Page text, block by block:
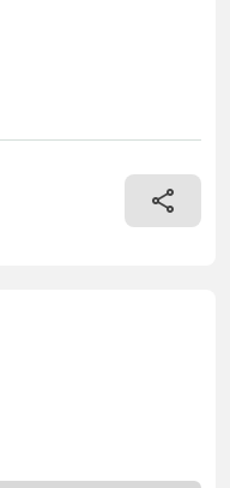
Tandemforstanhänger 